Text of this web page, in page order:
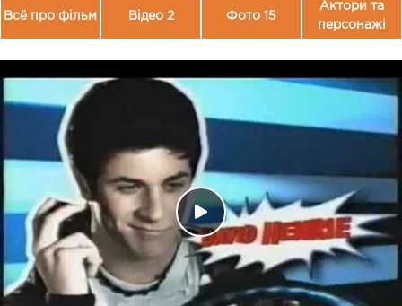
Всё про фільм Відео 2 Фото 15
Актори та
персонажі